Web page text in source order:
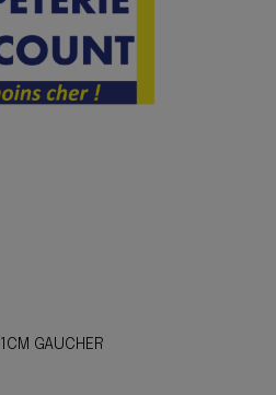
GAUCHER